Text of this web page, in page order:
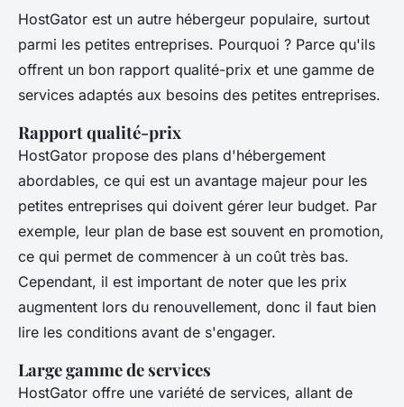
HostGator est un autre hébergeur populaire, surtout
parmi les petites entreprises. Pourquoi ? Parce qu'ils
offrent un bon rapport qualité-prix et une gamme de
services adaptés aux besoins des petites entreprises.
Rapport qualité-prix
HostGator propose des plans d'hébergement
abordables, ce qui est un avantage majeur pour les
petites entreprises qui doivent gérer leur budget. Par
exemple, leur plan de base est souvent en promotion,
ce qui permet de commencer à un coût très bas.
Cependant, il est important de noter que les prix
augmentent lors du renouvellement, donc il faut bien
lire les conditions avant de s'engager.
Large gamme de services
HostGator offre une variété de services, allant de